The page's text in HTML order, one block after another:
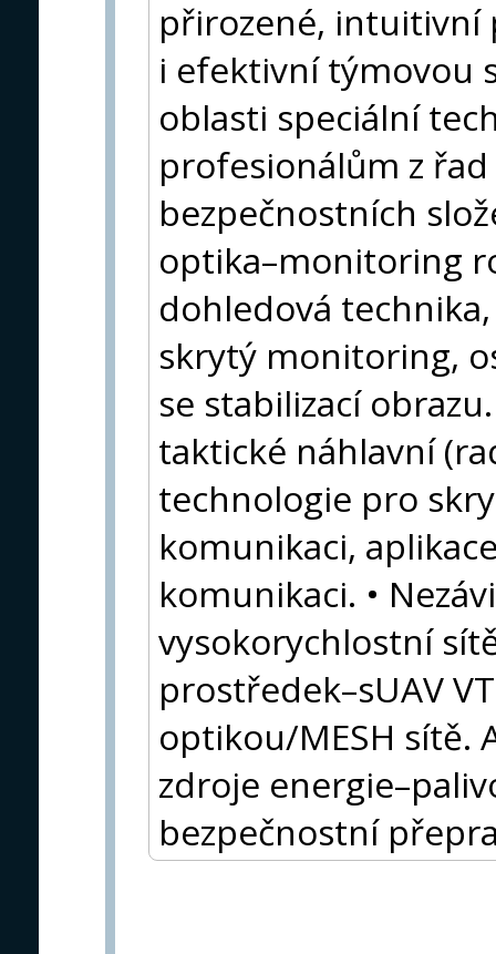
přirozené, intuitivní
i efektivní týmovou
oblasti speciální
profesionálům z
bezpečnostních
optika–monitoring
dohledová
skrytý monitoring,
se stabilizací
taktické náhlavní
technologie pro
komunikaci,
komunikaci. •
vysokorychlostní
prostředek–sUAV
optikou/MESH sítě.
zdroje
bezpečnostní